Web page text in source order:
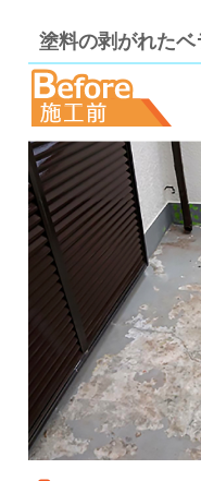
塗料の剥がれた